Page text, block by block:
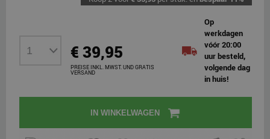
€ 39,95
PREISE INKL. MWST. UND GRATIS
VERSAND
Op
werkdagen
vóór 20:00
uur besteld,
volgende dag
in huis!
IN WINKELWAGEN